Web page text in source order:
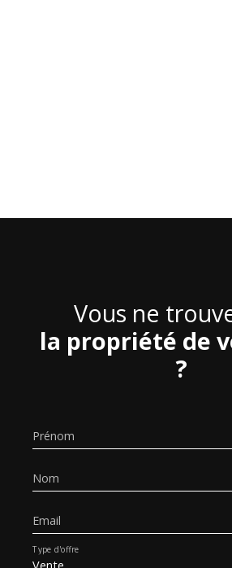
Vous ne
la propriété de
?
Prénom
Nom
Email
Type d'offre